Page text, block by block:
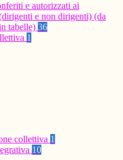
e autorizzati ai
e non dirigenti) (da
tabelle) 36
1
collettiva 1
10